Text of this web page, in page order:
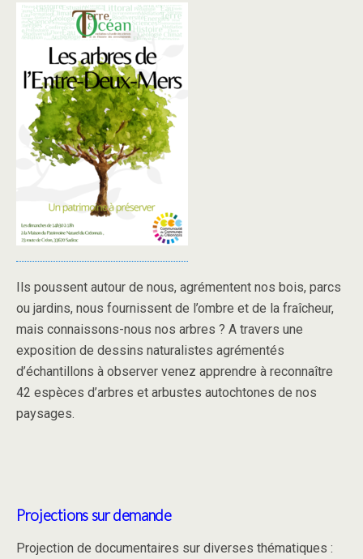
Ils poussent autour de nous, agrémentent nos bois, parcs
ou jardins, nous fournissent de l’ombre et de la fraîcheur,
mais connaissons-nous nos arbres ? A travers une
exposition de dessins naturalistes agrémentés
d’échantillons à observer venez apprendre à reconnaître
42 espèces d’arbres et arbustes autochtones de nos
paysages.
Projections sur demande
Projection de documentaires sur diverses thématiques :